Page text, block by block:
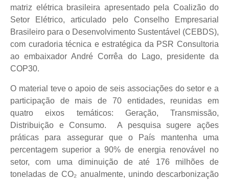
matriz elétrica brasileira apresentado pela Coalizão do
Setor Elétrico, articulado pelo Conselho Empresarial
Brasileiro para o Desenvolvimento Sustentável (CEBDS),
com curadoria técnica e estratégica da PSR Consultoria
ao embaixador André Corrêa do Lago, presidente da
COP30.
O material teve o apoio de seis associações do setor e a
participação de mais de 70 entidades, reunidas em
quatro eixos temáticos: Geração, Transmissão,
Distribuição e Consumo. A pesquisa sugere ações
práticas para assegurar que o País mantenha uma
percentagem superior a 90% de energia renovável no
setor, com uma diminuição de até 176 milhões de
toneladas de CO₂ anualmente, unindo descarbonização